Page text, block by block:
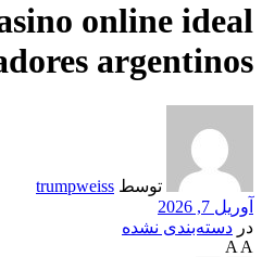
online ideal
argentinos
توسط trumpweiss
آوریل 7, 2026
در دسته‌بندی نشده
A A